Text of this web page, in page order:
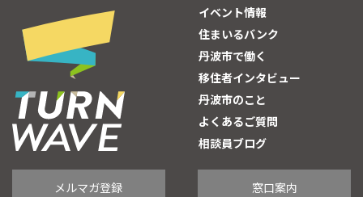
イベント情報
住まいるバンク
丹波市で働く
移住者インタビュー
丹波市のこと
よくあるご質問
相談員ブログ
メルマガ登録 窓口案内